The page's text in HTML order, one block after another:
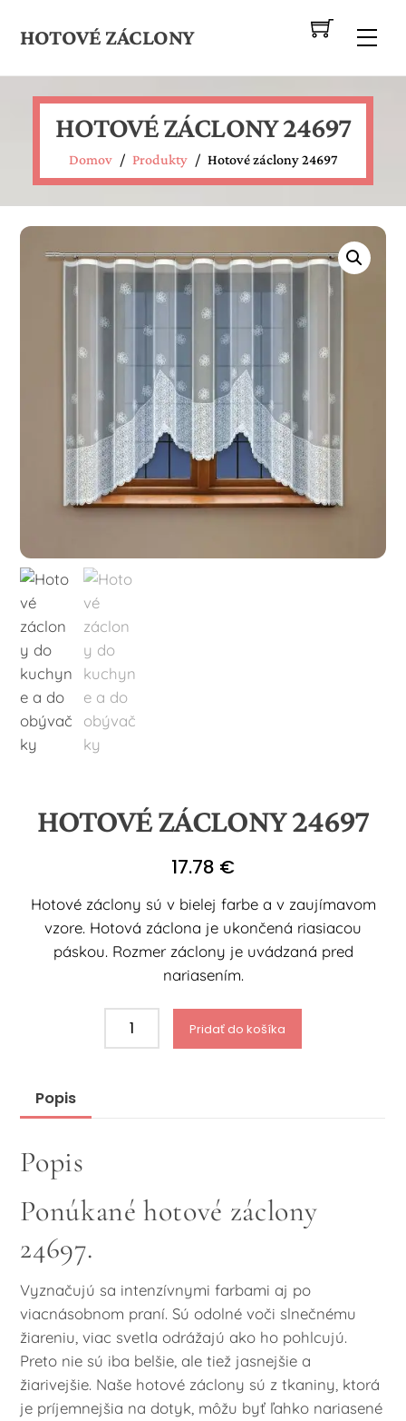
HOTOVÉ ZÁCLONY
HOTOVÉ ZÁCLONY 24697
Domov / Produkty / Hotové záclony 24697
HOTOVÉ ZÁCLONY 24697
17.78 €
Hotové záclony sú v bielej farbe a v zaujímavom
vzore. Hotová záclona je ukončená riasiacou
páskou. Rozmer záclony je uvádzaná pred
nariasením.
Pridať do košíka
Popis
Popis
Ponúkané hotové záclony
24697.
Vyznačujú sa intenzívnymi farbami aj po
viacnásobnom praní. Sú odolné voči slnečnému
žiareniu, viac svetla odrážajú ako ho pohlcujú.
Preto nie sú iba belšie, ale tiež jasnejšie a
žiarivejšie. Naše hotové záclony sú z tkaniny, ktorá
je príjemnejšia na dotyk, môžu byť ľahko nariasené